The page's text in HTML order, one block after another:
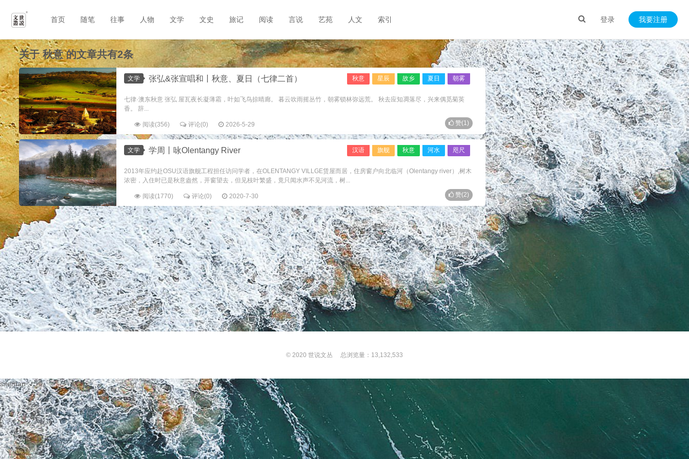
登录 我要注册
首页 随笔 往事 人物 文学 文史 旅记 阅读 言说 艺苑 人文 索引
关于秋意的文章共有2条
文学 秋意 星辰 故乡 夏日 朝雾
张弘&张宣唱和丨秋意、夏日（七律二首）
七律·澳东秋意 张弘 屋瓦夜长凝薄霜，叶如飞鸟掠晴廊。 暮云吹雨摇丛竹，朝雾锁林弥远荒。 秋去应知凋落尽，兴来偶觅菊英
香。 辞...
阅读(356) 评论(0) 2026-5-29 赞(1)
文学 汉语 旗舰 秋意 河水 咫尺
学周丨咏Olentangy River
2013年应约赴OSU汉语旗舰工程担任访问学者，在OLENTANGY VILLGE赁屋而居，住房窗户向北临河（Olentangy river）,树木
浓密，入住时已是秋意盎然，开窗望去，但见枝叶繁盛，竟只闻水声不见河流，树...
阅读(1770) 评论(0) 2020-7-30 赞(2)
© 2020 世说文丛 总浏览量：13,132,533
sitemap